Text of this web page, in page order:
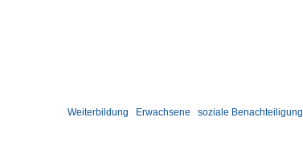
soziale Benachteiligung
Erwachsene
Weiterbildung